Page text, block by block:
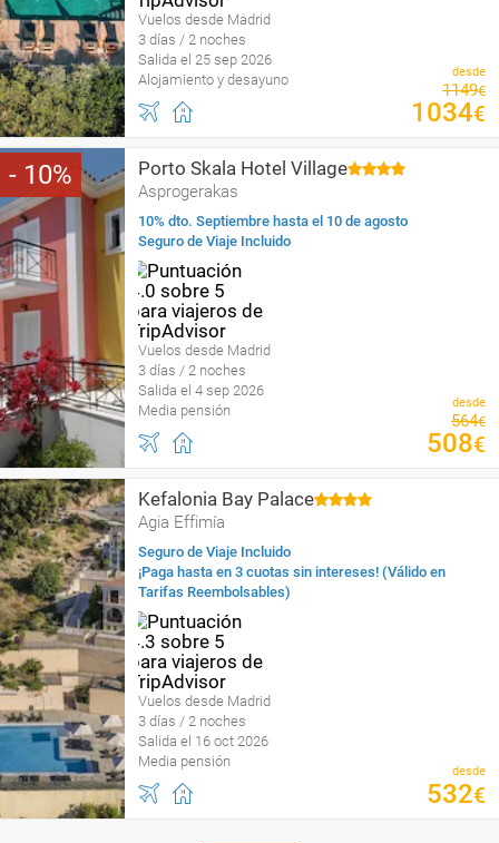
Vuelos desde Madrid
3 días / 2 noches
Salida el 25 sep 2026
Alojamiento y desayuno
desde
1149€
1034€
10 Porto Skala Hotel Village
Asprogerakas
10% dto. Septiembre hasta el 10 de agosto
Seguro de Viaje Incluido
Vuelos desde Madrid
3 días / 2 noches
Salida el 4 sep 2026
Media pensión
desde
564€
508€
Kefalonia Bay Palace
Agia Effimía
Seguro de Viaje Incluido
¡Paga hasta en 3 cuotas sin intereses! (Válido en
Tarifas Reembolsables)
Vuelos desde Madrid
3 días / 2 noches
Salida el 16 oct 2026
Media pensión
desde
532€